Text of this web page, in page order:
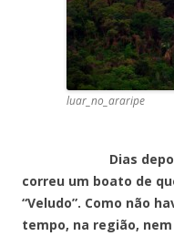
luar_no_araripe
Dias depois,
correu um boato de
“Veludo”. Como não
tempo, na região,